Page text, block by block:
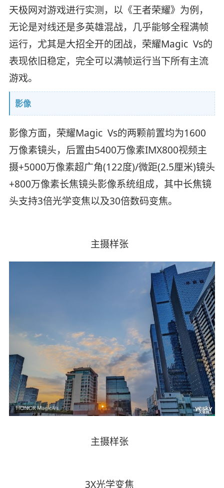
天极网对游戏进行实测，以《王者荣耀》为例，
无论是对线还是多英雄混战，几乎能够全程满帧
运行，尤其是大招全开的团战，荣耀Magic Vs的
表现依旧稳定，完全可以满帧运行当下所有主流
游戏。
影像
影像方面，荣耀Magic Vs的两颗前置均为1600
万像素镜头，后置由5400万像素IMX800视频主
摄+5000万像素超广角(122度)/微距(2.5厘米)镜头
+800万像素长焦镜头影像系统组成，其中长焦镜
头支持3倍光学变焦以及30倍数码变焦。
主摄样张
主摄样张
3X光学变焦